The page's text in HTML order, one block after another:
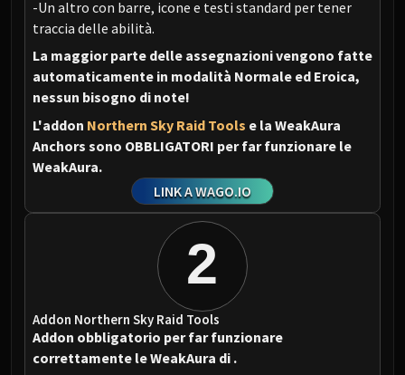
-Un altro con barre, icone e testi standard per tener
traccia delle abilità.
La maggior parte delle assegnazioni vengono fatte
automaticamente in modalità Normale ed Eroica,
nessun bisogno di note!
L'addon Northern Sky Raid Tools e la WeakAura
Anchors sono OBBLIGATORI per far funzionare le
WeakAura.
LINK A WAGO.IO
2
Addon Northern Sky Raid Tools
Addon obbligatorio per far funzionare
correttamente le WeakAura di .